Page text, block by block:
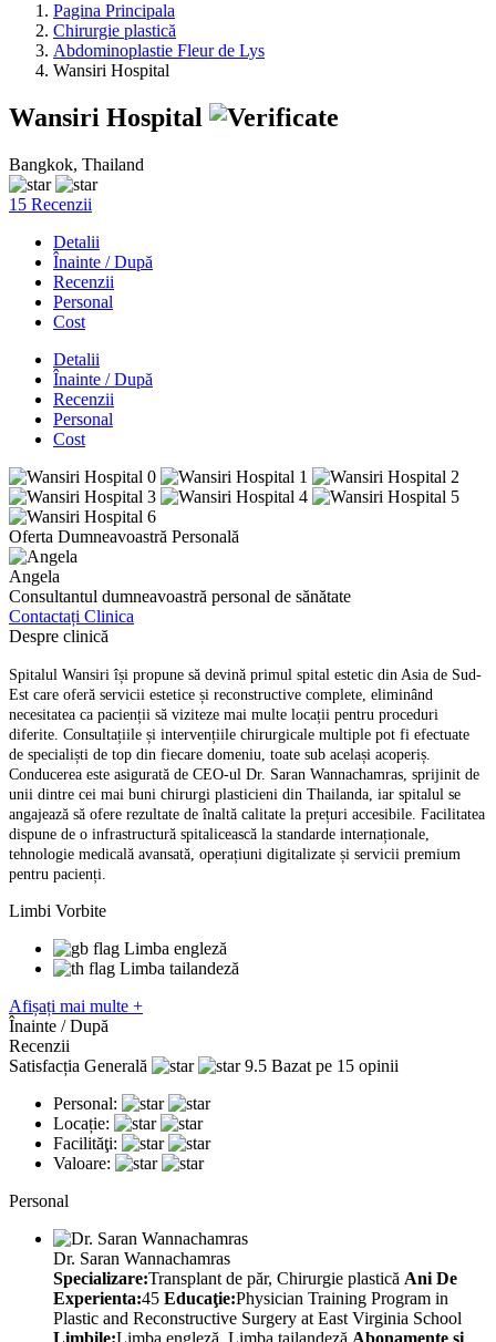
Pagina Principala
Chirurgie plastică
Abdominoplastie Fleur de Lys
Wansiri Hospital
Wansiri Hospital
Bangkok, Thailand
15 Recenzii
Detalii
Înainte / După
Recenzii
Personal
Cost
Detalii
Înainte / După
Recenzii
Personal
Cost
Oferta Dumneavoastră Personală
Angela
Consultantul dumneavoastră personal de sănătate
Contactați Clinica
Despre clinică
Spitalul Wansiri își propune să devină primul spital estetic din Asia de Sud-
Est care oferă servicii estetice și reconstructive complete, eliminând
necesitatea ca pacienții să viziteze mai multe locații pentru proceduri
diferite. Consultațiile și intervențiile chirurgicale multiple pot fi efectuate
de specialiști de top din fiecare domeniu, toate sub același acoperiș.
Conducerea este asigurată de CEO-ul Dr. Saran Wannachamras, sprijinit de
unii dintre cei mai buni chirurgi plasticieni din Thailanda, iar spitalul se
angajează să ofere rezultate de înaltă calitate la prețuri accesibile. Facilitatea
dispune de o infrastructură spitalicească la standarde internaționale,
tehnologie medicală avansată, operațiuni digitalizate și servicii premium
pentru pacienți.
Limbi Vorbite
Limba engleză
Limba tailandeză
Afișați mai multe +
Înainte / După
Recenzii
Satisfacția Generală
9.5 Bazat pe 15 opinii
Personal:
Locație:
Facilităţi:
Valoare:
Personal
Dr. Saran Wannachamras
Specializare:Transplant de păr, Chirurgie plastică Ani De
Experienta:45 Educaţie:Physician Training Program in
Plastic and Reconstructive Surgery at East Virginia School
Limbile:Limba engleză, Limba tailandeză Abonamente și